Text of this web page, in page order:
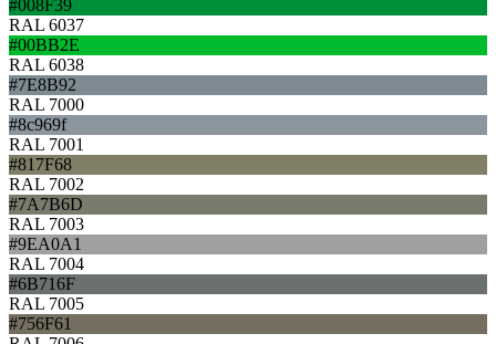
#008F39
RAL 6037
#00BB2E
RAL 6038
#7E8B92
RAL 7000
#8c969f
RAL 7001
#817F68
RAL 7002
#7A7B6D
RAL 7003
#9EA0A1
RAL 7004
#6B716F
RAL 7005
#756F61